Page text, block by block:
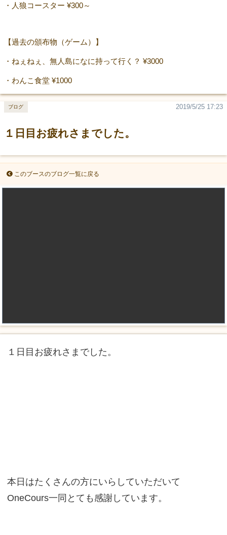
・人狼コースター ¥300～
【過去の頒布物（ゲーム）】
・ねぇねぇ、無人島になに持って行く？ ¥3000
・わんこ食堂 ¥1000
１日目お疲れさまでした。
2019/5/25 17:23
ブログ
このブースのブログ一覧に戻る
１日目お疲れさまでした。
本日はたくさんの方にいらしていただいて
OneCours一同とても感謝しています。